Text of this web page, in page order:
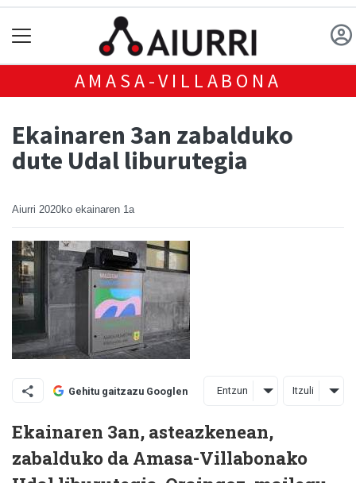
AMASA-VILLABONA
Ekainaren 3an zabalduko
dute Udal liburutegia
Aiurri 2020ko ekainaren 1a
Gehitu gaitzazu Googlen Entzun Itzuli
Ekainaren 3an, asteazkenean,
zabalduko da Amasa-Villabonako